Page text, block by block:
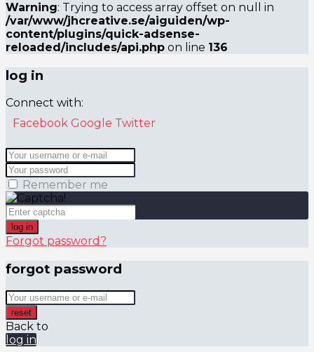
Warning: Trying to access array offset on null in
/var/www/jhcreative.se/aiguiden/wp-
content/plugins/quick-adsense-
reloaded/includes/api.php on line 136
log in
Connect with:
Facebook Google Twitter
Remember me
log in
Forgot password?
forgot password
reset
Back to
log in